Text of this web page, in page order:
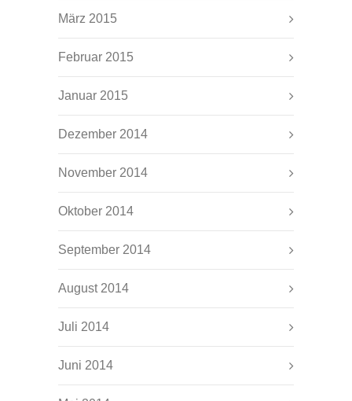
März 2015
Februar 2015
Januar 2015
Dezember 2014
November 2014
Oktober 2014
September 2014
August 2014
Juli 2014
Juni 2014